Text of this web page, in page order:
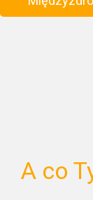
A co